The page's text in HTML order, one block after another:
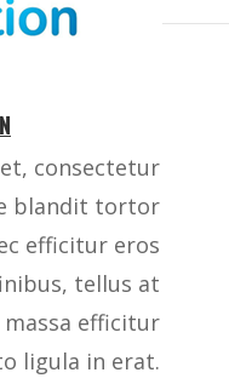
consectetur
blandit tortor
efficitur eros
tellus at
efficitur
ligula in erat.